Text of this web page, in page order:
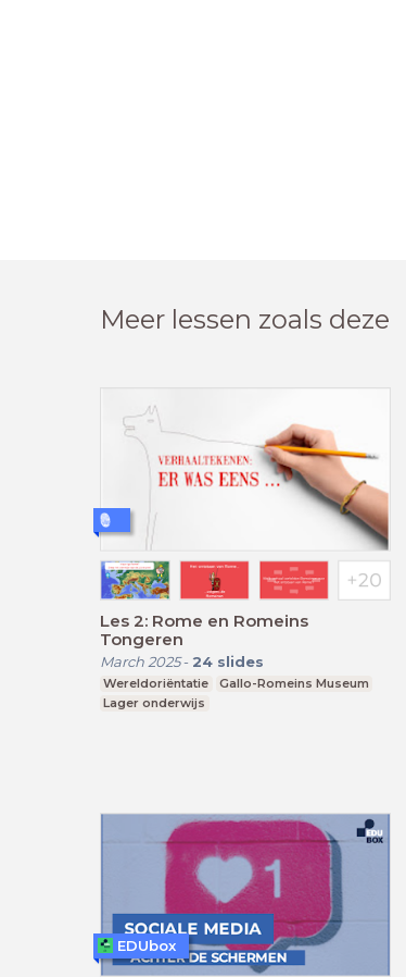
Meer lessen zoals deze
Les 2: Rome en Romeins
Tongeren
March 2025- 24 slides
Wereldoriëntatie
Gallo-Romeins Museum
Lager onderwijs
EDUbox